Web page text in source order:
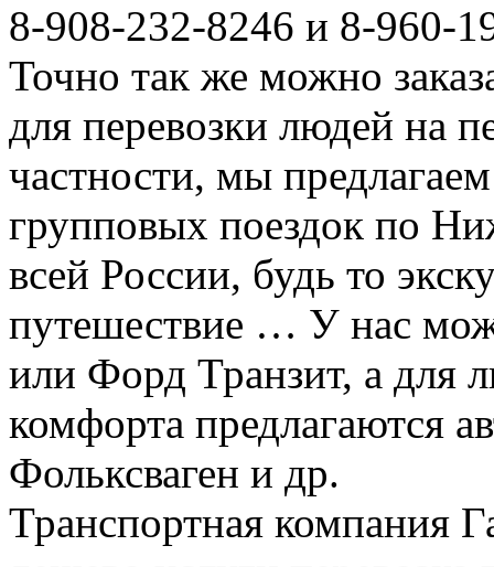
8-908-232-8246 и 8-960-
Точно так же можно
для перевозки людей на
частности, мы
групповых поездок по
всей России, будь то
путешествие … У нас
или Форд Транзит, а для
комфорта предлагаются
Фольксваген и др.
Транспортная компания